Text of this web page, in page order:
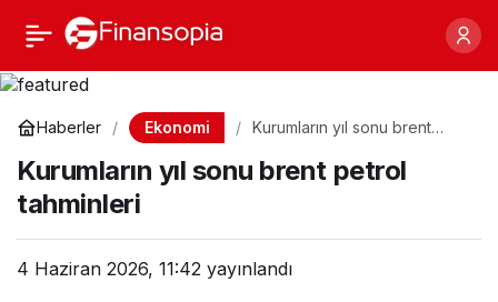
Haberler Ekonomi
Kurumların yıl sonu brent
Kurumların yıl sonu brent petrol
tahminleri
4 Haziran 2026, 11:42 yayınlandı
Kurumların yıl sonu
brent petrol tahminleri
Paylaş